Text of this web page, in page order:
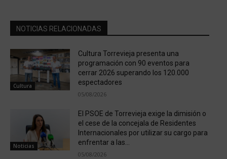
NOTICIAS RELACIONADAS
Cultura
Cultura Torrevieja presenta una
programación con 90 eventos para
cerrar 2026 superando los 120.000
espectadores
05/08/2026
Noticias
El PSOE de Torrevieja exige la dimisión o
el cese de la concejala de Residentes
Internacionales por utilizar su cargo para
enfrentar a las...
05/08/2026